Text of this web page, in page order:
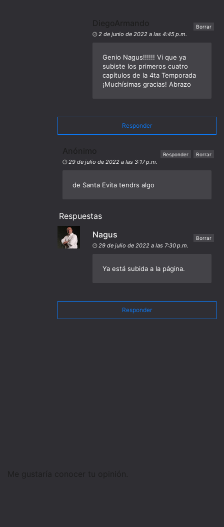
DiegoArmando
2 de junio de 2022 a las 4:45 p.m.
Genio Nagus!!!!!! Vi que ya
subiste los primeros cuatro
capítulos de la 4ta Temporada
¡Muchísimas gracias! Abrazo
Borrar
Responder
Anónimo
29 de julio de 2022 a las 3:17 p.m.
de Santa Evita tendrs algo
Responder Borrar
Respuestas
Nagus
29 de julio de 2022 a las 7:30 p.m.
Ya está subida a la página.
Borrar
Responder
Me gustaría conocer tu opinión.